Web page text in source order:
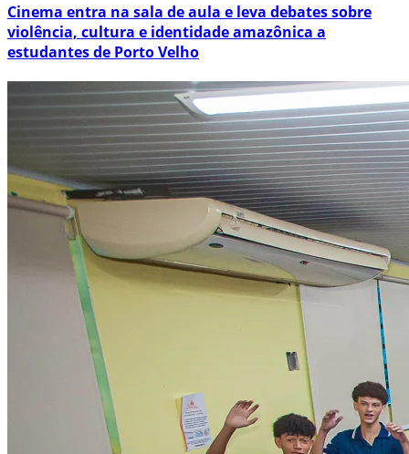
Cinema entra na sala de aula e leva debates sobre
violência, cultura e identidade amazônica a
estudantes de Porto Velho